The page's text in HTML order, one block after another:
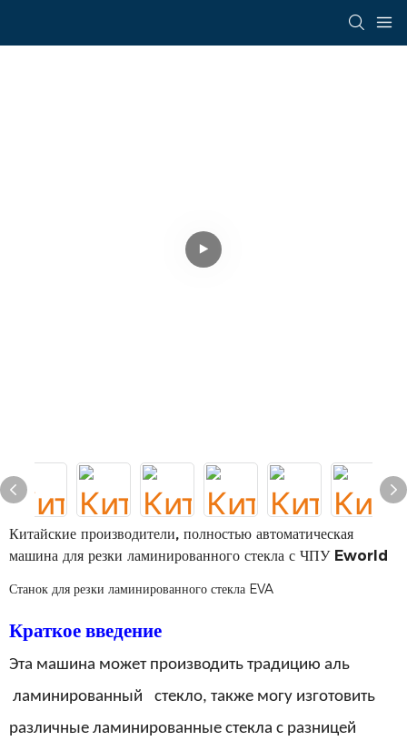
Китайские производители, полностью автоматическая
машина для резки ламинированного стекла с ЧПУ Eworld
Станок для резки ламинированного стекла EVA
Краткое введение
Эта машина может производить традицию аль
ламинированный
стекло, также могу изготовить
различные ламинированные стекла с разницей